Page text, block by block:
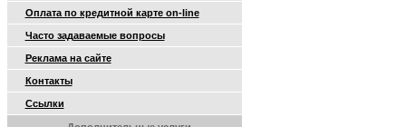
Оплата по кредитной карте on-line
Часто задаваемые вопросы
Реклама на сайте
Контакты
Ссылки